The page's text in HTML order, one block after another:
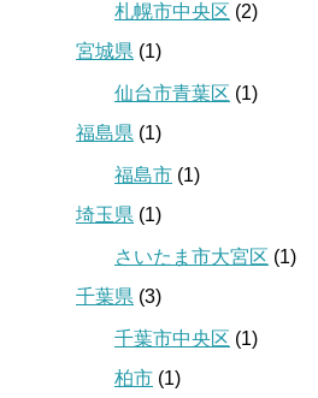
札幌市中央区 (2)
宮城県 (1)
仙台市青葉区 (1)
福島県 (1)
福島市 (1)
埼玉県 (1)
さいたま市大宮区 (1)
千葉県 (3)
千葉市中央区 (1)
柏市 (1)